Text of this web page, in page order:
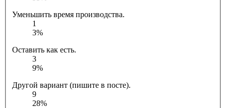
Уменьшить время производства.
1
3%
Оставить как есть.
3
9%
Другой вариант (пишите в посте).
9
28%